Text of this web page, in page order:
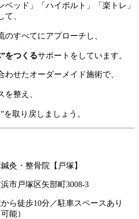
ベッド」「ハイボルト」「楽トレ」
て、
すべてにアプローチし、
をつくるサポートをしています。
わせたオーダーメイド施術で、
整え、
取り戻しましょう。
灸・整骨院【戸塚】
浜市戸塚区矢部町3008-3
から徒歩10分／駐車スペースあり
能）